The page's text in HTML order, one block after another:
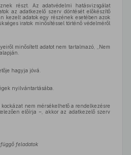
részt. Az adatvédelmi hatásvizsgálat
az adatkezelő szerv döntését előkészítő
kezelt adatok egy részének esetében azok
iratok minősítéssel történő védelméről
minősített adatot nem tartalmazó, „Nem
hagyja jóvá.
nyilvántartásába.
nem mérsékelhető a rendelkezésre
előírja –, akkor az adatkezelő szerv
feladatok